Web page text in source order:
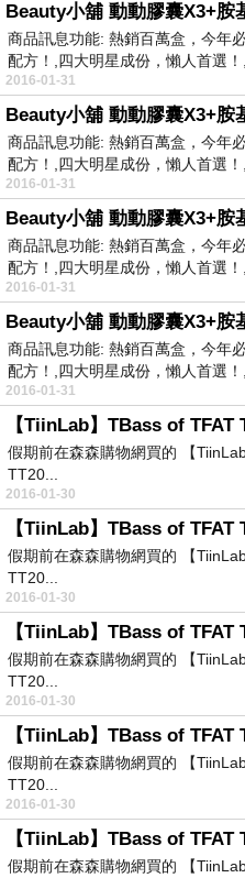
Beauty小舖 動動膠囊X3+胺
商品訊息功能: 熱銷百萬盒，今年
配方！,四大明星成份，懶人首選！
2016-01-31
Beauty小舖 動動膠囊X3+胺
商品訊息功能: 熱銷百萬盒，今年
配方！,四大明星成份，懶人首選！
2016-01-31
Beauty小舖 動動膠囊X3+胺
商品訊息功能: 熱銷百萬盒，今年
配方！,四大明星成份，懶人首選！
2016-01-31
Beauty小舖 動動膠囊X3+胺
商品訊息功能: 熱銷百萬盒，今年
配方！,四大明星成份，懶人首選！
2016-01-31
【TiinLab】TBass of TFAT
假期前在森森購物網買的 【
TT20...
2016-01-30
【TiinLab】TBass of TFAT
假期前在森森購物網買的 【
TT20...
2016-01-30
【TiinLab】TBass of TFAT
假期前在森森購物網買的 【
TT20...
2016-01-30
【TiinLab】TBass of TFAT
假期前在森森購物網買的 【
TT20...
2016-01-30
【TiinLab】TBass of TFAT
假期前在森森購物網買的 【